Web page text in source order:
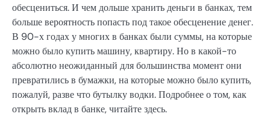
обесцениться. И чем дольше хранить деньги в банках, тем
больше вероятность попасть под такое обесценение денег.
В 90-х годах у многих в банках были суммы, на которые
можно было купить машину, квартиру. Но в какой-то
абсолютно неожиданный для большинства момент они
превратились в бумажки, на которые можно было купить,
пожалуй, разве что бутылку водки. Подробнее о том, как
открыть вклад в банке, читайте здесь.